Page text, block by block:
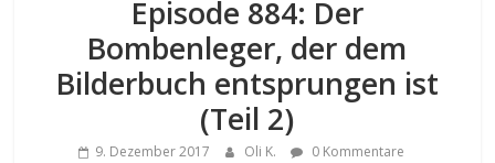
Episode 884: Der
Bombenleger, der dem
Bilderbuch entsprungen ist
(Teil 2)
9. Dezember 2017 Oli K. 0 Kommentare